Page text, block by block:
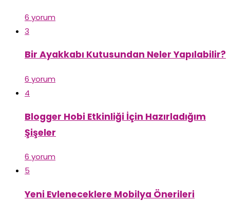
6 yorum
3
Bir Ayakkabı Kutusundan Neler Yapılabilir?
6 yorum
4
Blogger Hobi Etkinliği İçin Hazırladığım
Şişeler
6 yorum
5
Yeni Evleneceklere Mobilya Önerileri